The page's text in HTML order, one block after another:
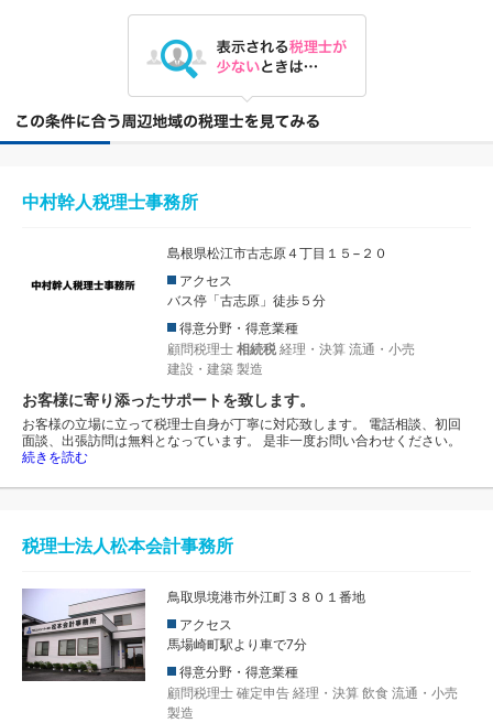
中村幹人税理士事務所
島根県松江市古志原４丁目１５−２０
アクセス
バス停「古志原」徒歩５分
得意分野・得意業種
顧問税理士 相続税 経理・決算 流通・小売
建設・建築 製造
お客様に寄り添ったサポートを致します。
お客様の立場に立って税理士自身が丁寧に対応致します。 電話相談、初回
面談、出張訪問は無料となっています。 是非一度お問い合わせください。
続きを読む
税理士法人松本会計事務所
鳥取県境港市外江町３８０１番地
アクセス
馬場崎町駅より車で7分
得意分野・得意業種
顧問税理士 確定申告 経理・決算 飲食 流通・小売
製造